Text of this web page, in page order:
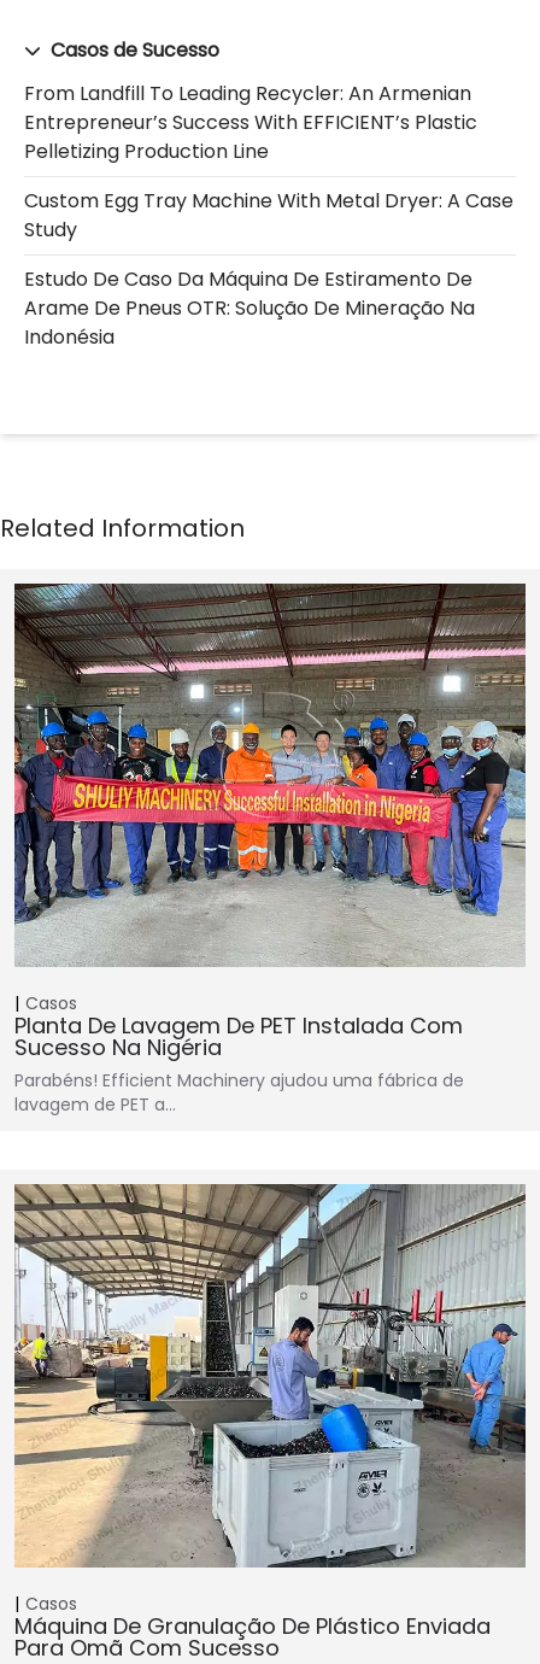
Casos de Sucesso
From Landfill To Leading Recycler: An Armenian
Entrepreneur’s Success With EFFICIENT’s Plastic
Pelletizing Production Line
Custom Egg Tray Machine With Metal Dryer: A Case
Study
Estudo De Caso Da Máquina De Estiramento De
Arame De Pneus OTR: Solução De Mineração Na
Indonésia
Casos
Planta De Lavagem De PET Instalada Com
Sucesso Na Nigéria
Parabéns! Efficient Machinery ajudou uma fábrica de
lavagem de PET a…
Casos
Máquina De Granulação De Plástico Enviada
Para Omã Com Sucesso